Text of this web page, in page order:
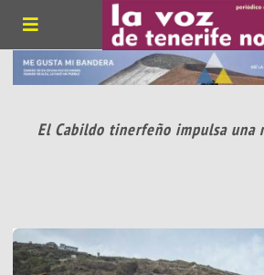
El Cabildo tinerfeño impulsa una